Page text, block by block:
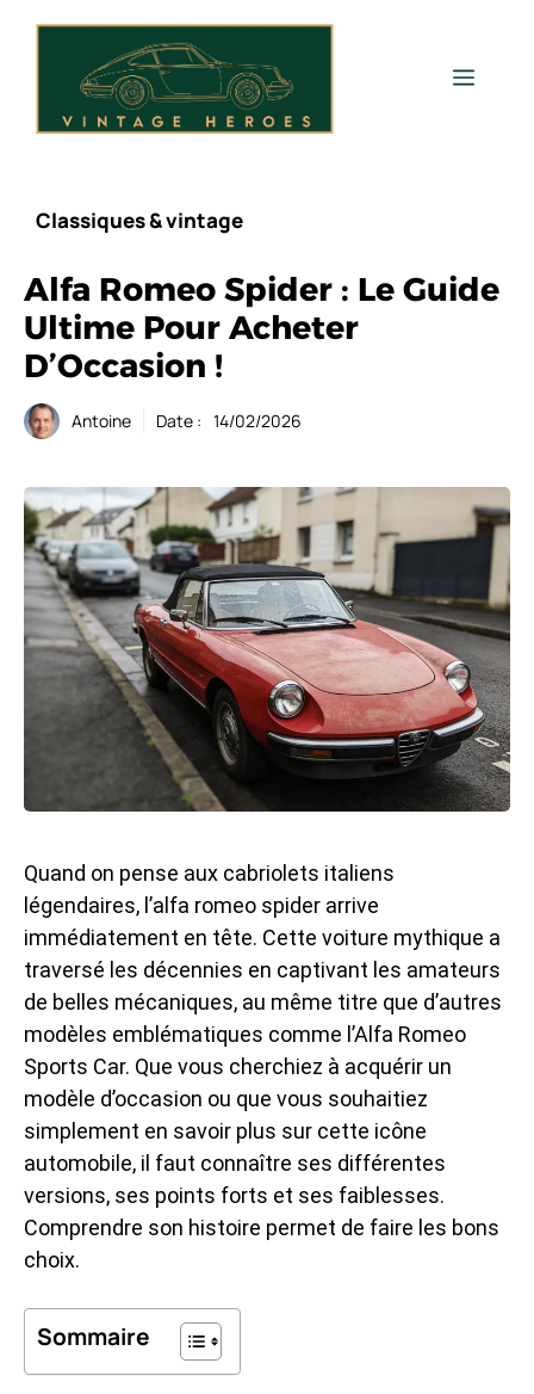
Menu
Classiques & vintage
Alfa Romeo Spider : Le Guide
Ultime Pour Acheter
D’Occasion !
Antoine Date : 14/02/2026
Quand on pense aux cabriolets italiens
légendaires, l’alfa romeo spider arrive
immédiatement en tête. Cette voiture mythique a
traversé les décennies en captivant les amateurs
de belles mécaniques, au même titre que d’autres
modèles emblématiques comme l’Alfa Romeo
Sports Car. Que vous cherchiez à acquérir un
modèle d’occasion ou que vous souhaitiez
simplement en savoir plus sur cette icône
automobile, il faut connaître ses différentes
versions, ses points forts et ses faiblesses.
Comprendre son histoire permet de faire les bons
choix.
Sommaire